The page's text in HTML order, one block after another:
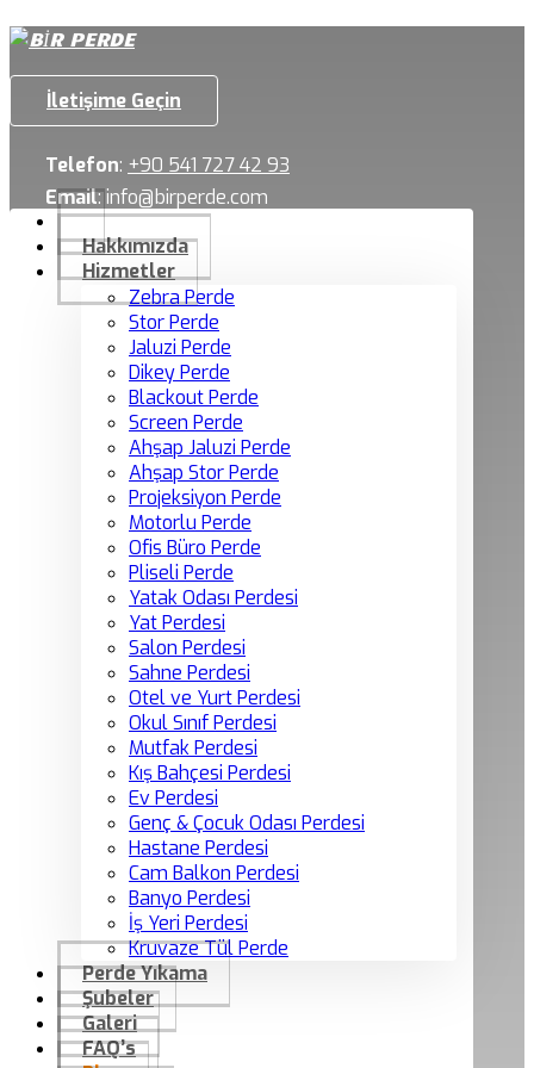
İletişime Geçin
Telefon: +90 541 727 42 93
Email:info@birperde.com
Hakkımızda
Hizmetler
Zebra Perde
Stor Perde
Jaluzi Perde
Dikey Perde
Blackout Perde
Screen Perde
Ahşap Jaluzi Perde
Ahşap Stor Perde
Projeksiyon Perde
Motorlu Perde
Ofis Büro Perde
Pliseli Perde
Yatak Odası Perdesi
Yat Perdesi
Salon Perdesi
Sahne Perdesi
Otel ve Yurt Perdesi
Okul Sınıf Perdesi
Mutfak Perdesi
Kış Bahçesi Perdesi
Ev Perdesi
Genç & Çocuk Odası Perdesi
Hastane Perdesi
Cam Balkon Perdesi
Banyo Perdesi
İş Yeri Perdesi
Kruvaze Tül Perde
Perde Yıkama
Şubeler
Galeri
FAQ’s